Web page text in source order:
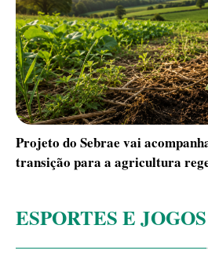
Projeto do Sebrae vai
transição para a agricultura
ESPORTES E JOGOS